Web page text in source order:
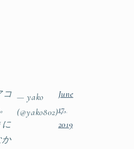
コ
か
— yako
(@yako802)
June
17,
2019